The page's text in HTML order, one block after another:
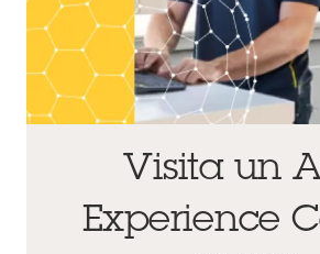
Visita un
Experience